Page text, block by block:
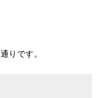
りです。